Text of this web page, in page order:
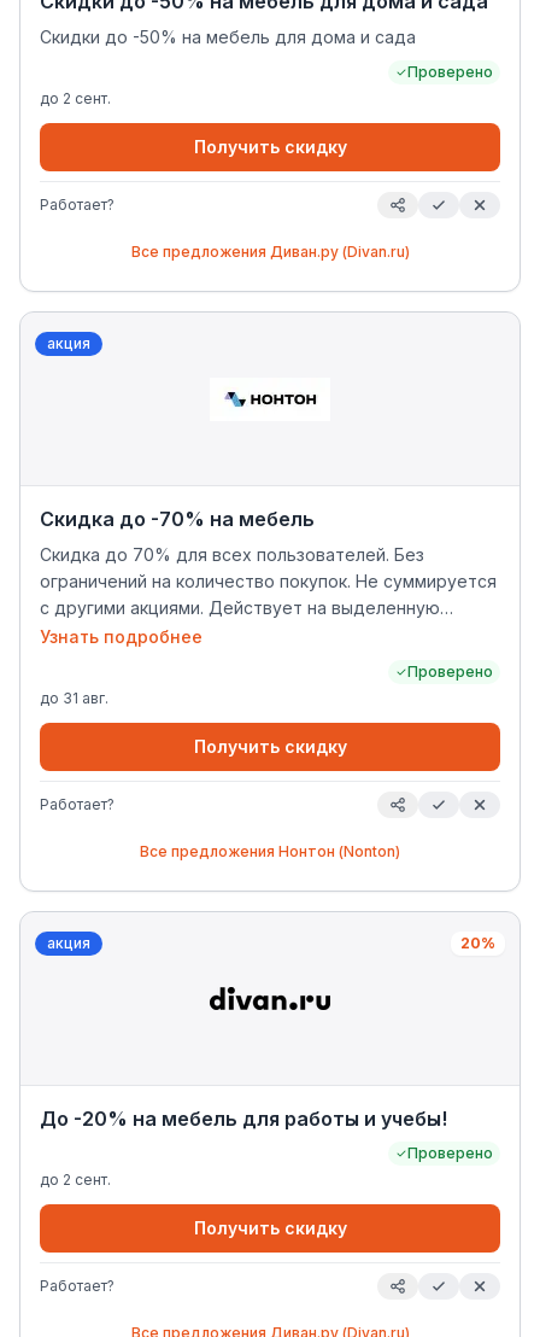
Скидки до -50% на мебель для дома и сада
Проверено
до 2 сент.
Получить скидку
Работает?
Все предложения Диван.ру (Divan.ru)
акция
Скидка до -70% на мебель
Скидка до 70% для всех пользователей. Без
ограничений на количество покупок. Не суммируется
с другими акциями. Действует на выделенную
подборку по товарам.
Узнать подробнее
Проверено
до 31 авг.
Получить скидку
Работает?
Все предложения Нонтон (Nonton)
акция 20%
До -20% на мебель для работы и учебы!
Проверено
до 2 сент.
Получить скидку
Работает?
Все предложения Диван.ру (Divan.ru)